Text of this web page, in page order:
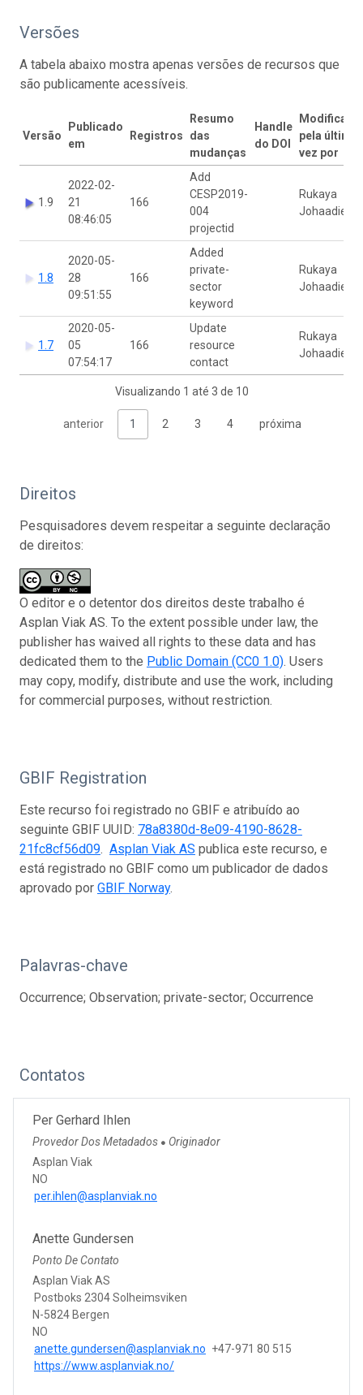
Versões
A tabela abaixo mostra apenas versões de recursos que
são publicamente acessíveis.
Versão
Publicado
em
Registros
Resumo
das
mudanças
Handle
do DOI
Modificado
pela última
vez por
1.9
2022-02-
21
08:46:05
166
Add
CESP2019-
004
projectid
Rukaya
Johaadien
1.8
2020-05-
28
09:51:55
166
Added
private-
sector
keyword
Rukaya
Johaadien
1.7
2020-05-
05
07:54:17
166
Update
resource
contact
Rukaya
Johaadien
Visualizando 1 até 3 de 10
anterior 1 2 3 4 próxima
Direitos
Pesquisadores devem respeitar a seguinte declaração
de direitos:
O editor e o detentor dos direitos deste trabalho é
Asplan Viak AS. To the extent possible under law, the
publisher has waived all rights to these data and has
dedicated them to the Public Domain (CC0 1.0). Users
may copy, modify, distribute and use the work, including
for commercial purposes, without restriction.
GBIF Registration
Este recurso foi registrado no GBIF e atribuído ao
seguinte GBIF UUID: 78a8380d-8e09-4190-8628-
21fc8cf56d09. Asplan Viak AS publica este recurso, e
está registrado no GBIF como um publicador de dados
aprovado por GBIF Norway.
Palavras-chave
Occurrence; Observation; private-sector; Occurrence
Contatos
Per Gerhard Ihlen
Provedor Dos Metadados ● Originador
Asplan Viak
NO
per.ihlen@asplanviak.no
Anette Gundersen
Ponto De Contato
Asplan Viak AS
Postboks 2304 Solheimsviken
N-5824 Bergen
NO
anette.gundersen@asplanviak.no +47-971 80 515
https://www.asplanviak.no/